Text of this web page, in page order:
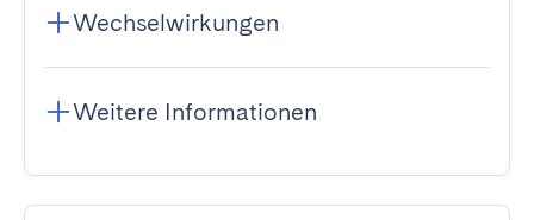
Wechselwirkungen
Weitere Informationen